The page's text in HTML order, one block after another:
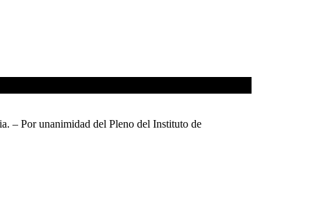
Por unanimidad del Pleno del Instituto de